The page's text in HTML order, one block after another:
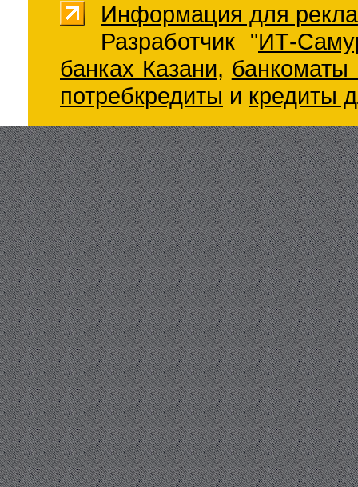
Информация для
Разработчик "ИТ-
банках Казани, банкоматы
потребкредиты и кредиты